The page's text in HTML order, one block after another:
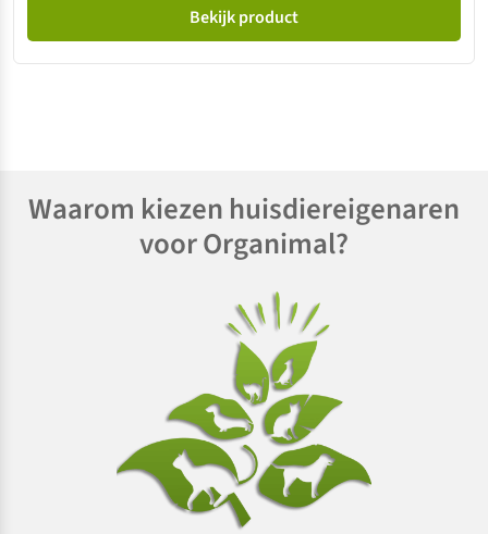
Bekijk product
Waarom kiezen huisdiereigenaren
voor Organimal?